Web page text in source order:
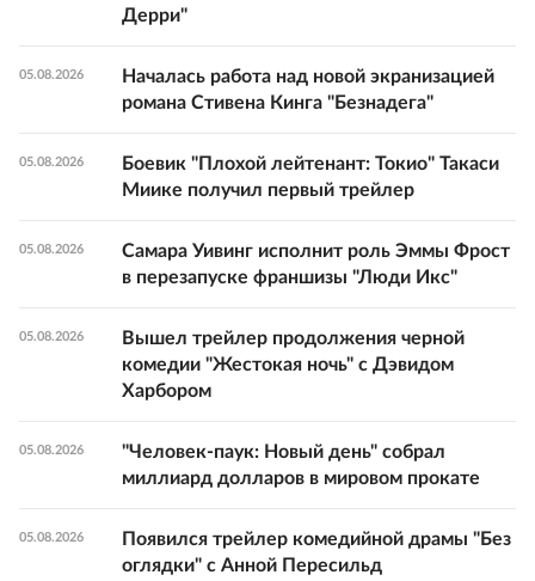
Дерри"
05.08.2026
Началась работа над новой экранизацией
романа Стивена Кинга "Безнадега"
05.08.2026
Боевик "Плохой лейтенант: Токио" Такаси
Миике получил первый трейлер
05.08.2026
Самара Уивинг исполнит роль Эммы Фрост
в перезапуске франшизы "Люди Икс"
05.08.2026
Вышел трейлер продолжения черной
комедии "Жестокая ночь" с Дэвидом
Харбором
05.08.2026
"Человек-паук: Новый день" собрал
миллиард долларов в мировом прокате
05.08.2026
Появился трейлер комедийной драмы "Без
оглядки" с Анной Пересильд